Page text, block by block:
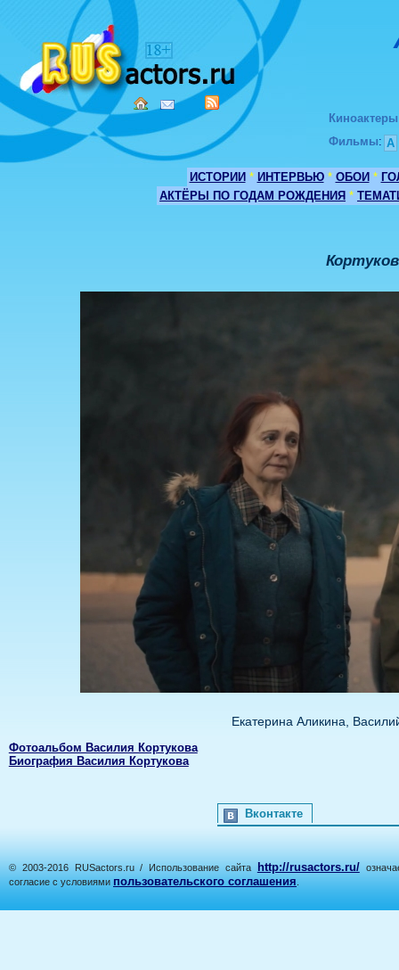
Киноактеры
Фильмы: А
ИСТОРИИ * ИНТЕРВЬЮ * ОБОИ *
АКТЁРЫ ПО ГОДАМ РОЖДЕНИЯ *
Екатерина Аликина,
Фотоальбом Василия Кортукова
Биография Василия Кортукова
Вконтакте
© 2003-2016 RUSactors.ru / Использование сайта http://rusactors.ru/
согласие с условиями пользовательского соглашения